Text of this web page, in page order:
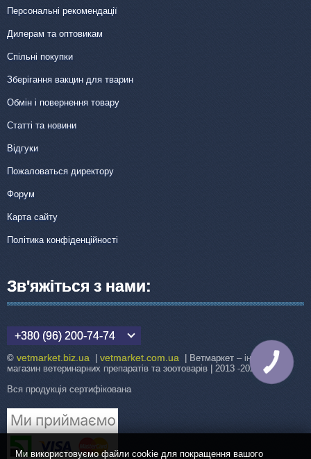
Персональні рекомендації
Дилерам та оптовикам
Спільні покупки
Зберігання вакцин для тварин
Обмін і повернення товару
Статті та новини
Відгуки
Пожаловаться директору
Форум
Карта сайту
Політика конфіденційності
Зв'яжіться з нами:
+380 (96) 200-74-74
© vetmarket.biz.ua vetmarket.com.ua | Ветмаркет – інтернет-
магазин ветеринарних препаратів та зоотоварів | 2013 -2026
Вся продукція сертифікована
Ми використовуємо файли cookie для покращення вашого
КНОПКА
ЗВ'ЯЗКУ